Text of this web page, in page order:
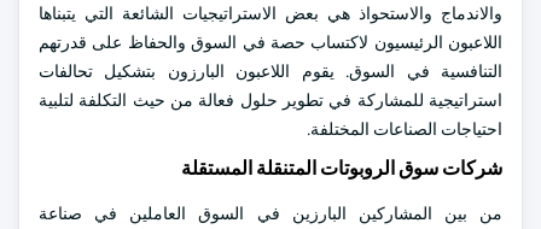
والاندماج والاستحواذ هي بعض الاستراتيجيات الشائعة التي يتبناها
اللاعبون الرئيسيون لاكتساب حصة في السوق والحفاظ على قدرتهم
التنافسية في السوق. يقوم اللاعبون البارزون بتشكيل تحالفات
استراتيجية للمشاركة في تطوير حلول فعالة من حيث التكلفة لتلبية
احتياجات الصناعات المختلفة.
شركات سوق الروبوتات المتنقلة المستقلة
من بين المشاركين البارزين في السوق العاملين في صناعة